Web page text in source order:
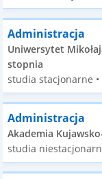
Administracja
Uniwersytet
stopnia
studia stacjonarne
Administracja
Akademia
studia